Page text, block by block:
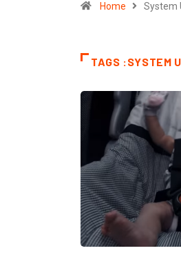
Home System
TAGS :SYSTEM U